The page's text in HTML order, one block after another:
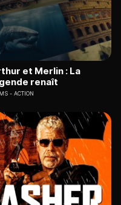
et Merlin : La
renaît
ACTION